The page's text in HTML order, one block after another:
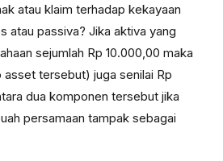
atau klaim terhadap kekayaan
atau passiva? Jika aktiva yang
sejumlah Rp 10.000,00 maka
tersebut) juga senilai Rp
dua komponen tersebut jika
persamaan tampak sebagai